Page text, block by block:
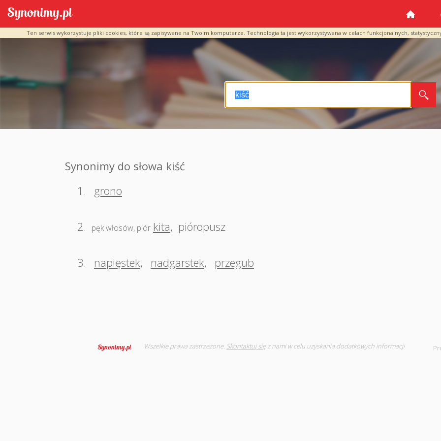
Ten serwis wykorzystuje pliki cookies, które są zapisywane na Twoim komputerze. Technologia ta jest wykorzystywana w celach funkcjonalnych,
Synonimy do słowa kiść
1.
grono
2. pęk włosów, piór kita, pióropusz
3. napięstek, nadgarstek, przegub
Wszelkie prawa zastrzeżone. Skontaktuj sięz nami w celu uzyskania dodatkowych informacji